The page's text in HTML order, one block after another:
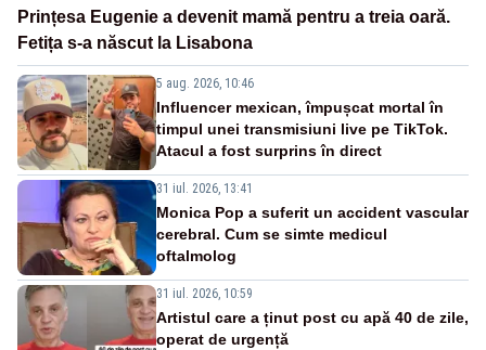
Prințesa Eugenie a devenit mamă pentru a treia oară.
Fetița s-a născut la Lisabona
5 aug. 2026, 10:46
Influencer mexican, împușcat mortal în
timpul unei transmisiuni live pe TikTok.
Atacul a fost surprins în direct
31 iul. 2026, 13:41
Monica Pop a suferit un accident vascular
cerebral. Cum se simte medicul
oftalmolog
31 iul. 2026, 10:59
Artistul care a ținut post cu apă 40 de zile,
operat de urgență